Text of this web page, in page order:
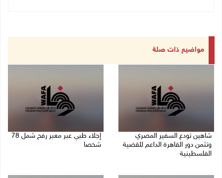
مواضيع ذات صلة
شاهين تودع السفير المصري
وتثمن دور القاهرة الداعم للقضية
الفلسطينية
إجلاء طبي عبر معبر رفح شمل 78
شخصا